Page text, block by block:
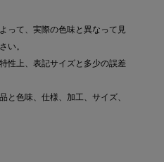
って、実際の色味と異なって見
い。
性上、表記サイズと多少の誤差
色味、仕様、加工、サイズ、